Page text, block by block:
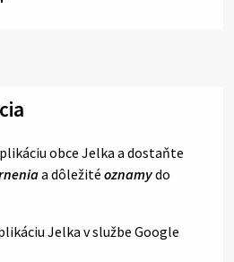
obce Jelka a dostaňte
a dôležité oznamydo